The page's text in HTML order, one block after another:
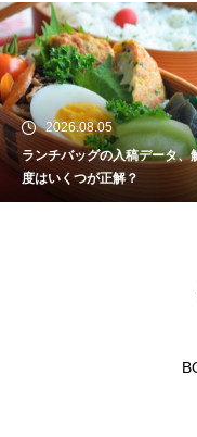
2026.08.05
ランチバッグの入稿データ、
度はいくつが正解？